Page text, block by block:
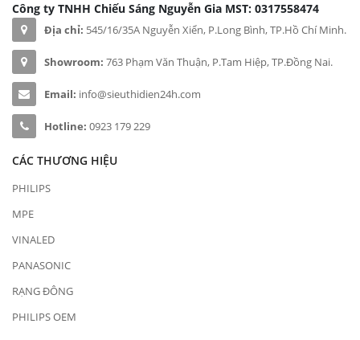
Công ty TNHH Chiếu Sáng Nguyễn Gia MST: 0317558474
Địa chỉ: 545/16/35A Nguyễn Xiển, P.Long Bình, TP.Hồ Chí Minh.
Showroom: 763 Phạm Văn Thuận, P.Tam Hiệp, TP.Đồng Nai.
Email: info@sieuthidien24h.com
Hotline: 0923 179 229
CÁC THƯƠNG HIỆU
PHILIPS
MPE
VINALED
PANASONIC
RẠNG ĐÔNG
PHILIPS OEM